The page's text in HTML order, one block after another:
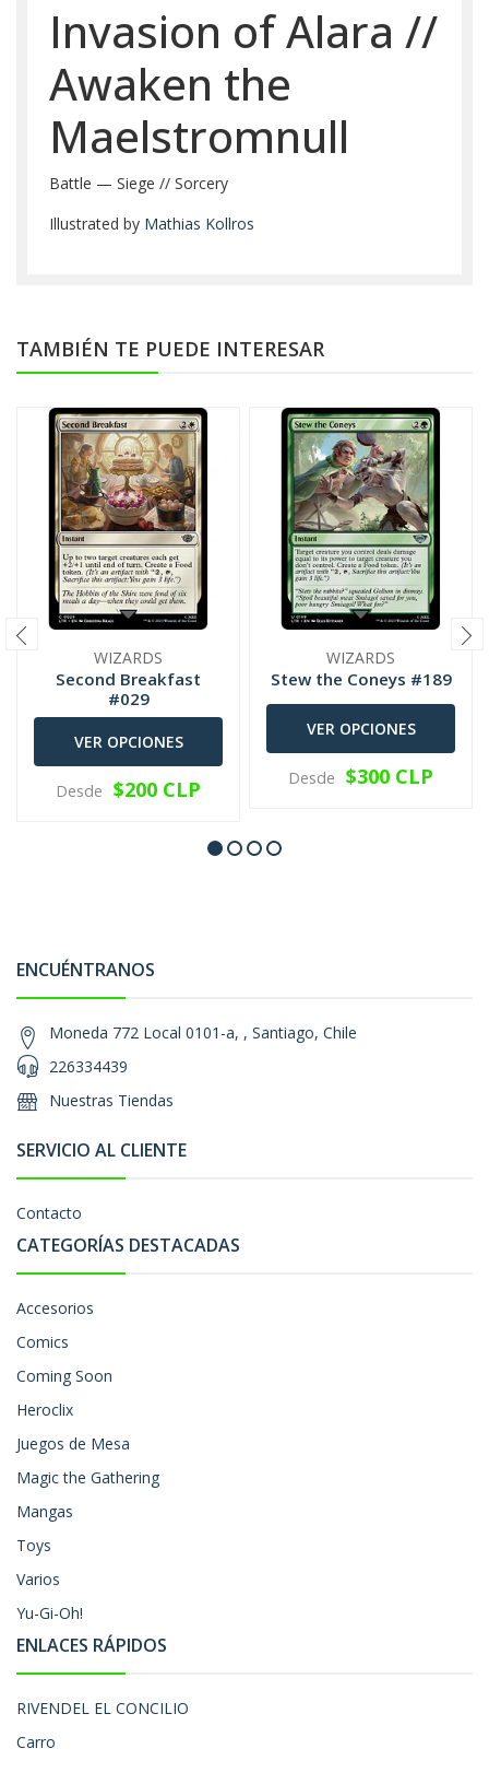
Invasion of Alara //
Awaken the
Maelstromnull
Battle — Siege // Sorcery
Illustrated by Mathias Kollros
TAMBIÉN TE PUEDE INTERESAR
WIZARDS
Second Breakfast
#029
VER OPCIONES
Desde $200 CLP
WIZARDS
Stew the Coneys #189
VER OPCIONES
Desde $300 CLP
ENCUÉNTRANOS
Moneda 772 Local 0101-a, , Santiago, Chile
226334439
Nuestras Tiendas
SERVICIO AL CLIENTE
Contacto
CATEGORÍAS DESTACADAS
Accesorios
Comics
Coming Soon
Heroclix
Juegos de Mesa
Magic the Gathering
Mangas
Toys
Varios
Yu-Gi-Oh!
ENLACES RÁPIDOS
RIVENDEL EL CONCILIO
Carro